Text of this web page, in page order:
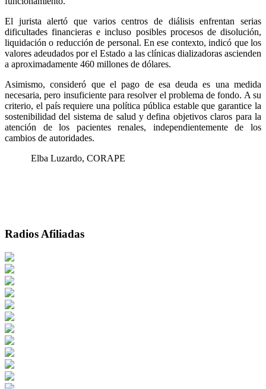
El jurista alertó que varios centros de diálisis enfrentan serias
dificultades financieras e incluso posibles procesos de disolución,
liquidación o reducción de personal. En ese contexto, indicó que los
valores adeudados por el Estado a las clínicas dializadoras ascienden
a aproximadamente 460 millones de dólares.
Asimismo, consideró que el pago de esa deuda es una medida
necesaria, pero insuficiente para resolver el problema de fondo. A su
criterio, el país requiere una política pública estable que garantice la
sostenibilidad del sistema de salud y defina objetivos claros para la
atención de los pacientes renales, independientemente de los
cambios de autoridades.
Elba Luzardo, CORAPE
Radios Afiliadas